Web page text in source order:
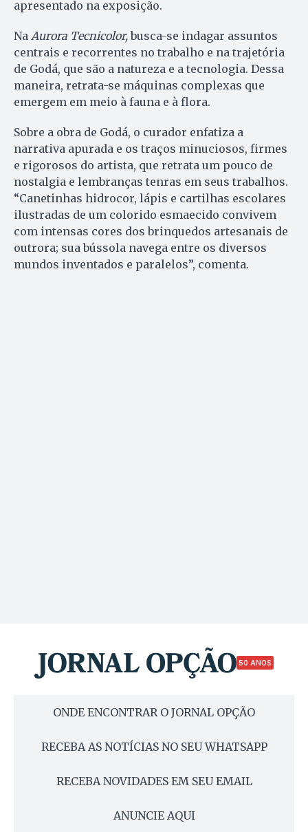
apresentado na exposição.
Na Aurora Tecnicolor,busca-se indagar assuntos
centrais e recorrentes no trabalho e na trajetória
de Godá, que são a natureza e a tecnologia. Dessa
maneira, retrata-se máquinas complexas que
emergem em meio à fauna e à flora.
Sobre a obra de Godá, o curador enfatiza a
narrativa apurada e os traços minuciosos, firmes
e rigorosos do artista, que retrata um pouco de
nostalgia e lembranças tenras em seus trabalhos.
“Canetinhas hidrocor, lápis e cartilhas escolares
ilustradas de um colorido esmaecido convivem
com intensas cores dos brinquedos artesanais de
outrora; sua bússola navega entre os diversos
mundos inventados e paralelos”, comenta.
50 ANOS
ONDE ENCONTRAR O JORNAL OPÇÃO
RECEBA AS NOTÍCIAS NO SEU WHATSAPP
RECEBA NOVIDADES EM SEU EMAIL
ANUNCIE AQUI